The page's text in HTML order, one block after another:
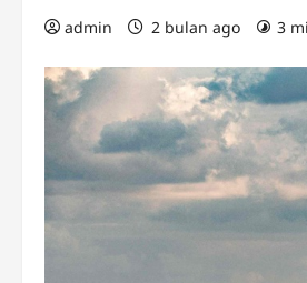
admin 2 bulan ago 3